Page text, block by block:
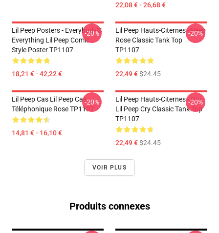
22,08 € - 26,68 €
Lil Peep Posters - Everybody'S
Everything Lil Peep Comic
Style Poster TP1107
18,21 € - 42,22 €
-20%
Lil Peep Hauts-Citernes - Peep
Rose Classic Tank Top
TP1107
22,49 €$24.45
-20%
Lil Peep Cas Lil Peep Cas
Téléphonique Rose TP1107
14,81 € - 16,10 €
-20%
Lil Peep Hauts-Citernes - Oui.
Lil Peep Cry Classic Tank Top
TP1107
22,49 €$24.45
-20%
VOIR PLUS
Produits connexes